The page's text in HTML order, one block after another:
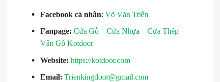
Facebook cá nhân: Võ Văn Triển
Fanpage: Cửa Gỗ – Cửa Nhựa – Cửa Thép
Vân Gỗ Kotdoor
Website: https://kotdoor.com
Email: Trienkingdoor@gmail.com